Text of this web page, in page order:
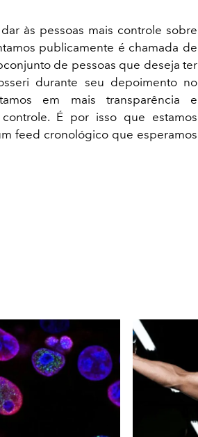
às pessoas mais controle sobre
publicamente é chamada de
de pessoas que deseja ter
durante seu depoimento no
em mais transparência e
É por isso que estamos
feed cronológico que esperamos